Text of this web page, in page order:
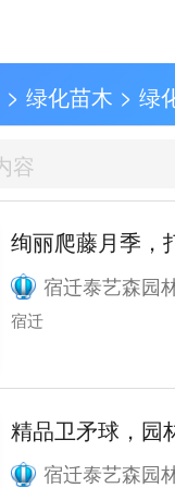
>绿化苗木 >绿
绚丽爬藤月季，
宿迁泰艺森园
宿迁
精品卫矛球，园
宿迁泰艺森园